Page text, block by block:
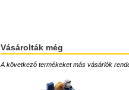
Vásárolták még
A következő termékeket más vásárlók